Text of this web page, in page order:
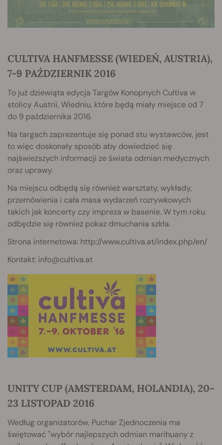
CULTIVA HANFMESSE (WIEDEŃ, AUSTRIA),
7-9 PAŹDZIERNIK 2016
To już dziewiąta edycja Targów Konopnych Cultiva w
stolicy Austrii, Wiedniu, które będą miały miejsce od 7
do 9 października 2016.
Na targach zaprezentuje się ponad stu wystawców, jest
to więc doskonały sposób aby dowiedzieć się
najświeższych informacji ze świata odmian medycznych
oraz uprawy.
Na miejscu odbędą się również warsztaty, wykłady,
przemówienia i cała masa wydarzeń rozrywkowych
takich jak koncerty czy impreza w basenie. W tym roku
odbędzie się również pokaz dmuchania szkła.
Strona internetowa: http://www.cultiva.at/index.php/en/
Kontakt: info@cultiva.at
UNITY CUP (AMSTERDAM, HOLANDIA), 20-
23 LISTOPAD 2016
Według organizatorów, Puchar Zjednoczenia ma
świętować "wybór najlepszych odmian marihuany z